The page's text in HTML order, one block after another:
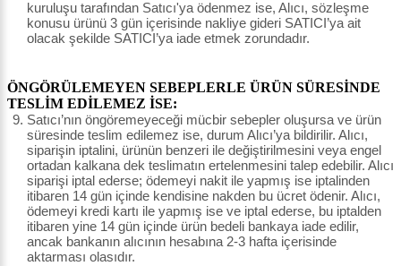
kuruluşu tarafından Satıcı'ya ödenmez ise, Alıcı, sözleşme
konusu ürünü 3 gün içerisinde nakliye gideri SATICI’ya ait
olacak şekilde SATICI’ya iade etmek zorundadır.
ÖNGÖRÜLEMEYEN SEBEPLERLE ÜRÜN SÜRESİNDE
TESLİM EDİLEMEZ İSE:
Satıcı’nın öngöremeyeceği mücbir sebepler oluşursa ve ürün
süresinde teslim edilemez ise, durum Alıcı’ya bildirilir. Alıcı,
siparişin iptalini, ürünün benzeri ile değiştirilmesini veya engel
ortadan kalkana dek teslimatın ertelenmesini talep edebilir. Alıcı
siparişi iptal ederse; ödemeyi nakit ile yapmış ise iptalinden
itibaren 14 gün içinde kendisine nakden bu ücret ödenir. Alıcı,
ödemeyi kredi kartı ile yapmış ise ve iptal ederse, bu iptalden
itibaren yine 14 gün içinde ürün bedeli bankaya iade edilir,
ancak bankanın alıcının hesabına 2-3 hafta içerisinde
aktarması olasıdır.